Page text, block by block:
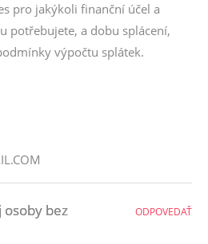
pro jakýkoli finanční účel a
potřebujete, a dobu splácení,
výpočtu splátek.
osoby bez
ODPOVEDAŤ